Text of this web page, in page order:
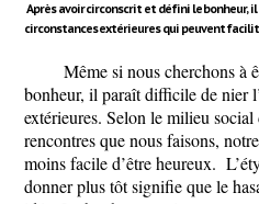
Après avoir circonscrit et défini le bonheur,
circonstances extérieures qui peuvent
Même si nous cherchons à
bonheur, il paraît difficile de nier
extérieures. Selon le milieu
rencontres que nous faisons,
moins facile d’être heureux.
donner plus tôt signifie que le